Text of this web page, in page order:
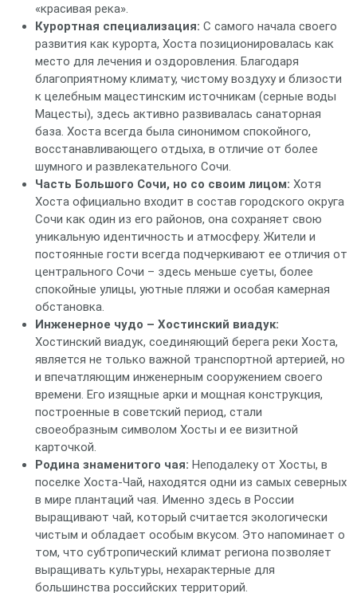
«красивая река».
Курортная специализация: С самого начала своего
развития как курорта, Хоста позиционировалась как
место для лечения и оздоровления. Благодаря
благоприятному климату, чистому воздуху и близости
к целебным мацестинским источникам (серные воды
Мацесты), здесь активно развивалась санаторная
база. Хоста всегда была синонимом спокойного,
восстанавливающего отдыха, в отличие от более
шумного и развлекательного Сочи.
Часть Большого Сочи, но со своим лицом: Хотя
Хоста официально входит в состав городского округа
Сочи как один из его районов, она сохраняет свою
уникальную идентичность и атмосферу. Жители и
постоянные гости всегда подчеркивают ее отличия от
центрального Сочи – здесь меньше суеты, более
спокойные улицы, уютные пляжи и особая камерная
обстановка.
Инженерное чудо – Хостинский виадук:
Хостинский виадук, соединяющий берега реки Хоста,
является не только важной транспортной артерией, но
и впечатляющим инженерным сооружением своего
времени. Его изящные арки и мощная конструкция,
построенные в советский период, стали
своеобразным символом Хосты и ее визитной
карточкой.
Родина знаменитого чая: Неподалеку от Хосты, в
поселке Хоста-Чай, находятся одни из самых северных
в мире плантаций чая. Именно здесь в России
выращивают чай, который считается экологически
чистым и обладает особым вкусом. Это напоминает о
том, что субтропический климат региона позволяет
выращивать культуры, нехарактерные для
большинства российских территорий.